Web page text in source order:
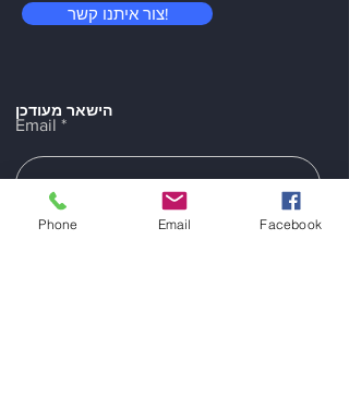
צור איתנו קשר!
הישאר מעודכן
Email
Phone Email Facebook